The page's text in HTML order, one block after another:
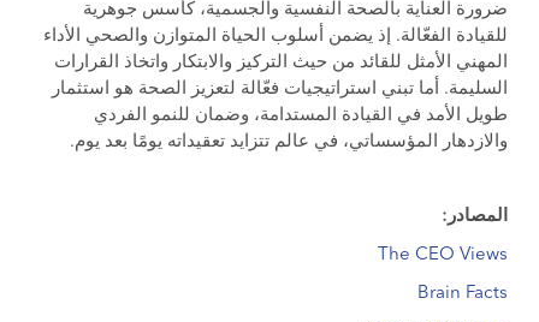
ضرورة العناية بالصحة النفسية والجسمية، كأسس جوهرية
للقيادة الفعّالة. إذ يضمن أسلوب الحياة المتوازن والصحي الأداء
المهني الأمثل للقائد من حيث التركيز والابتكار واتخاذ القرارات
السليمة. أما تبني استراتيجيات فعّالة لتعزيز الصحة هو استثمار
طويل الأمد في القيادة المستدامة، وضمان للنمو الفردي
والازدهار المؤسساتي، في عالم تتزايد تعقيداته يومًا بعد يوم.
المصادر:
The CEO Views
Brain Facts